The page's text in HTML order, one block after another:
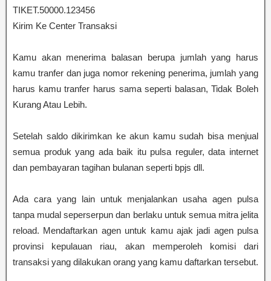
TIKET.50000.123456
Kirim Ke Center Transaksi
Kamu akan menerima balasan berupa jumlah yang harus
kamu tranfer dan juga nomor rekening penerima, jumlah yang
harus kamu tranfer harus sama seperti balasan, Tidak Boleh
Kurang Atau Lebih.
Setelah saldo dikirimkan ke akun kamu sudah bisa menjual
semua produk yang ada baik itu pulsa reguler, data internet
dan pembayaran tagihan bulanan seperti bpjs dll.
Ada cara yang lain untuk menjalankan usaha agen pulsa
tanpa mudal seperserpun dan berlaku untuk semua mitra jelita
reload. Mendaftarkan agen untuk kamu ajak jadi agen pulsa
provinsi kepulauan riau, akan memperoleh komisi dari
transaksi yang dilakukan orang yang kamu daftarkan tersebut.